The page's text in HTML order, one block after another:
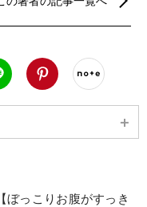
ットーは「ヨガのハード
促す、ベビーマッサージ
いる。
twitter）
LINE Pinterest
ぼっこりお腹がすっき